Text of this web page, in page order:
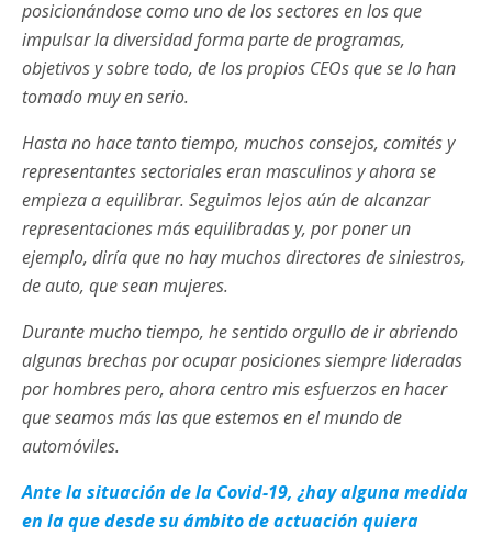
posicionándose como uno de los sectores en los que
impulsar la diversidad forma parte de programas,
objetivos y sobre todo, de los propios CEOs que se lo han
tomado muy en serio.
Hasta no hace tanto tiempo, muchos consejos, comités y
representantes sectoriales eran masculinos y ahora se
empieza a equilibrar. Seguimos lejos aún de alcanzar
representaciones más equilibradas y, por poner un
ejemplo, diría que no hay muchos directores de siniestros,
de auto, que sean mujeres.
Durante mucho tiempo, he sentido orgullo de ir abriendo
algunas brechas por ocupar posiciones siempre lideradas
por hombres pero, ahora centro mis esfuerzos en hacer
que seamos más las que estemos en el mundo de
automóviles.
Ante la situación de la Covid-19, ¿hay alguna medida
en la que desde su ámbito de actuación quiera